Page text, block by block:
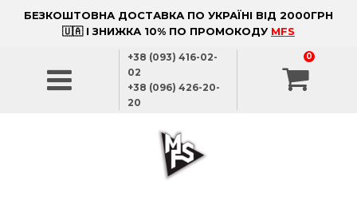
БЕЗКОШТОВНА ДОСТАВКА ПО УКРАЇНІ ВІД 2000ГРН
🇺🇦 І ЗНИЖКА 10% ПО ПРОМОКОДУ MFS
+38 (093) 416-02-
02
+38 (096) 426-20-
20
0